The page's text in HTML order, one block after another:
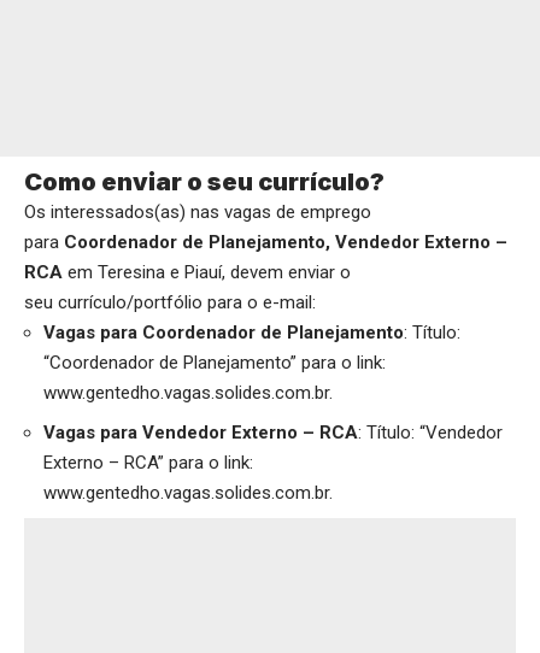
Como enviar o seu currículo?
Os interessados(as) nas vagas de emprego
para Coordenador de Planejamento, Vendedor Externo –
RCA em Teresina e Piauí, devem enviar o
seu currículo/portfólio para o e-mail:
Vagas para Coordenador de Planejamento: Título:
“Coordenador de Planejamento” para o link:
www.gentedho.vagas.solides.com.br.
Vagas para Vendedor Externo – RCA: Título: “Vendedor
Externo – RCA” para o link:
www.gentedho.vagas.solides.com.br.